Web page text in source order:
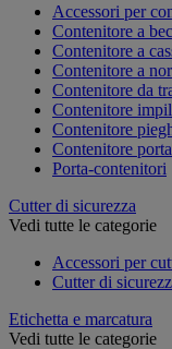
Accessori per
Contenitore a
Contenitore a
Contenitore a
Contenitore da
Contenitore
Contenitore
Contenitore
Porta-contenitori
Cutter di sicurezza
Vedi tutte le categorie
Accessori per
Cutter di
Etichetta e marcatura
Vedi tutte le categorie